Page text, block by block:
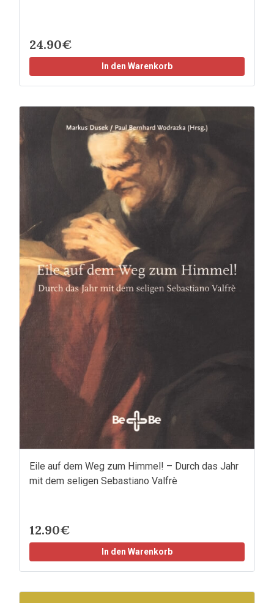
24.90€
In den Warenkorb
Eile auf dem Weg zum Himmel! – Durch das Jahr
mit dem seligen Sebastiano Valfrè
12.90€
In den Warenkorb